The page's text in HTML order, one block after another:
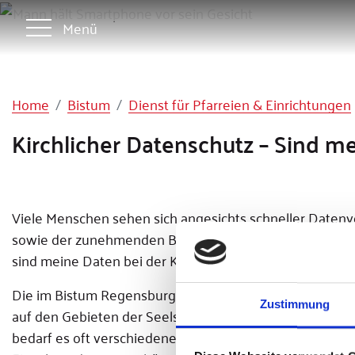
Zustimmung
Menü
Home Bistum Dienst für Pfarreien & Einrichtungen
Kirchlicher Datenschutz – Sind
Viele Menschen sehen sich angesichts schneller
sowie der zunehmenden Beliebtheit von Social Media-
sind meine Daten bei der Kirche?
Die im Bistum Regensburg gelegenen Pfarreien,
auf den Gebieten der Seelsorge und der Caritas zum
bedarf es oft verschiedener, die einzelne Person